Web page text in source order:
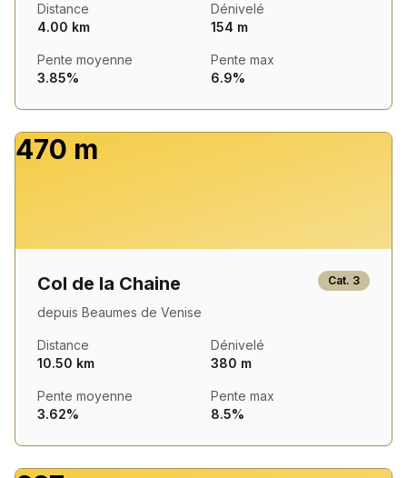
Distance
4.00 km
Dénivelé
154 m
Pente moyenne
3.85%
Pente max
6.9%
470 m
Col de la Chaine Cat. 3
depuis Beaumes de Venise
Distance
10.50 km
Dénivelé
380 m
Pente moyenne
3.62%
Pente max
8.5%